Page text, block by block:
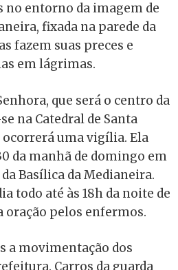
no entorno da imagem de
fixada na parede da
fazem suas preces e
em lágrimas.
que será o centro da
na Catedral de Santa
uma vigília. Ela
da manhã de domingo em
Basílica da Medianeira.
todo até às 18h da noite de
pelos enfermos.
a movimentação dos
Carros da guarda